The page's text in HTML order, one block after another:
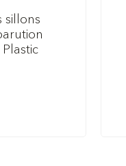
sillons